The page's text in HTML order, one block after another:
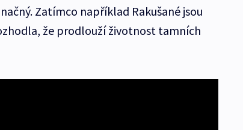
Zatímco například Rakušané jsou
že prodlouží životnost tamních